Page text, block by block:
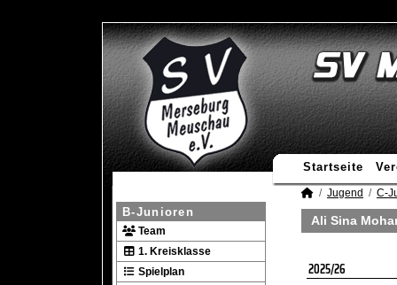
Startseite
B-Junioren
Team
1. Kreisklasse
Spielplan
Jugend C-
Ali Sina
2025/26